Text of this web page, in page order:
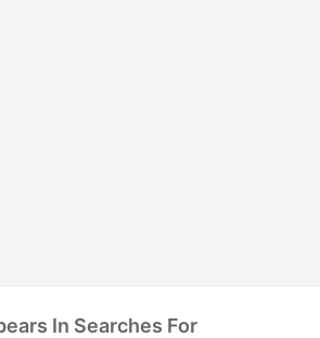
In Searches For